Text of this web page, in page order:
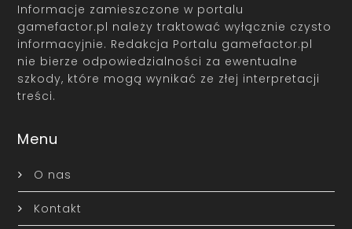
Informacje zamieszczone w portalu
gamefactor.pl należy traktować wyłącznie czysto
informacyjnie. Redakcja Portalu gamefactor.pl
nie bierze odpowiedzialności za ewentualne
szkody, które mogą wynikać ze złej interpretacji
treści.
Menu
O nas
Kontakt